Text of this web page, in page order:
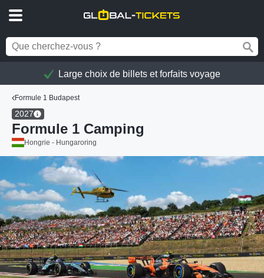
Large choix de billets et forfaits voyage
Formule 1 Budapest
2027
Formule 1 Camping
Hongrie - Hungaroring